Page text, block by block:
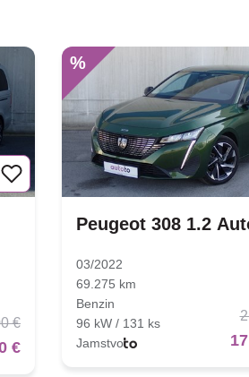
€
€
%
Peugeot 308 1.2
03/2022
69.275 km
Benzin
96 kW / 131 ks
Jamstvo